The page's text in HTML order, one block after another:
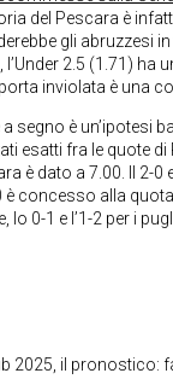
del Pescara è
gli abruzzesi
2.5 (1.71) ha
inviolata è una
segno è un’ipotesi
esatti fra le quote di
è dato a 7.00. Il
è concesso alla
0-1 e l’1-2 per i
2025, il pronostico: